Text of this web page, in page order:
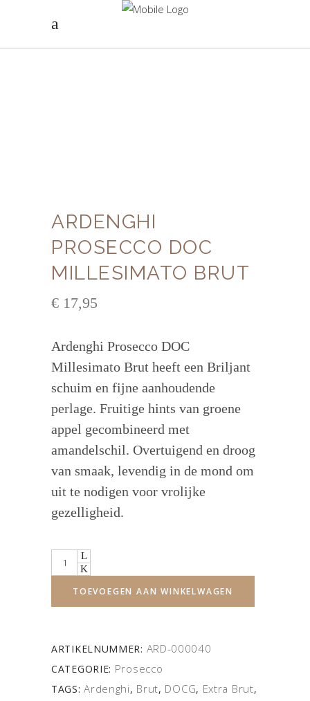
ARDENGHI
PROSECCO DOC
MILLESIMATO BRUT
€ 17,95
Ardenghi Prosecco DOC
Millesimato Brut heeft een Briljant
schuim en fijne aanhoudende
perlage. Fruitige hints van groene
appel gecombineerd met
amandelschil. Overtuigend en droog
van smaak, levendig in de mond om
uit te nodigen voor vrolijke
gezelligheid.
Quantity
TOEVOEGEN AAN WINKELWAGEN
ARTIKELNUMMER: ARD-000040
CATEGORIE: Prosecco
TAGS:Ardenghi, Brut, DOCG, Extra Brut,